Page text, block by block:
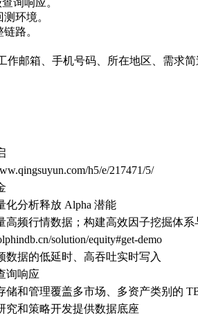
环境。
路。
邮箱、手机号码、所在地区、需求简
h5/e/217471/5/
化分析释放 Alpha 潜能
高频行情数据；构建高效因子挖掘体
solution/equity#get-demo
数据的低延时、高吞吐实时写入
询响应
储和管理覆盖多市场、多资产类别的
究和策略开发提供数据底座